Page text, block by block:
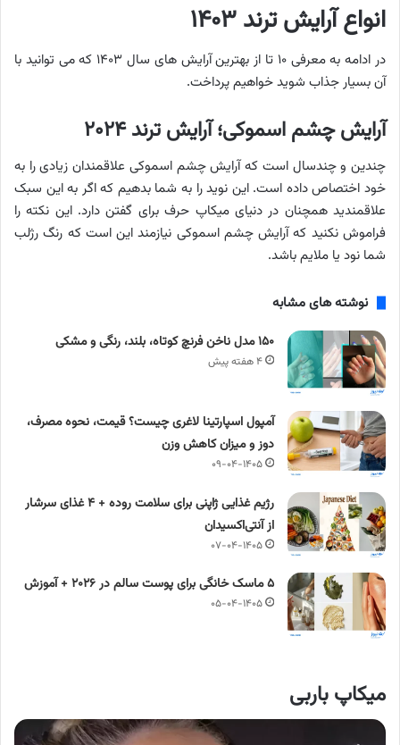
انواع آرایش ترند ۱۴۰۳
در ادامه به معرفی ۱۰ تا از بهترین آرایش های سال ۱۴۰۳ که می توانید با
آن بسیار جذاب شوید خواهیم پرداخت.
آرایش چشم اسموکی؛ آرایش ترند ۲۰۲۴
چندین و چندسال است که آرایش چشم اسموکی علاقمندان زیادی را به
خود اختصاص داده است. این نوید را به شما بدهیم که اگر به این سبک
علاقمندید همچنان در دنیای میکاپ حرف برای گفتن دارد. این نکته را
فراموش نکنید که آرایش چشم اسموکی نیازمند این است که رنگ رژلب
شما نود یا ملایم باشد.
نوشته های مشابه
۱۵۰ مدل ناخن فرنچ کوتاه، بلند، رنگی و مشکی
۴ هفته پیش
آمپول اسپارتینا لاغری چیست؟ قیمت، نحوه مصرف،
دوز و میزان کاهش وزن
۰۹-۰۴-۱۴۰۵
رژیم غذایی ژاپنی برای سلامت روده + ۴ غذای سرشار
از آنتی‌اکسیدان
۰۷-۰۴-۱۴۰۵
۵ ماسک خانگی برای پوست سالم در ۲۰۲۶ + آموزش
۰۵-۰۴-۱۴۰۵
میکاپ باربی